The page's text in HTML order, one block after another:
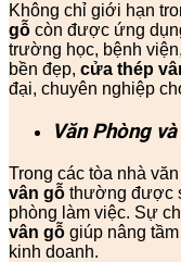
Không chỉ giới hạn
gỗ còn được ứng
trường học, bệnh
bền đẹp, cửa thép
đại, chuyên nghiệp
Văn Phòng
Trong các tòa nhà
vân gỗ thường được
phòng làm việc. Sự
vân gỗ giúp nâng
kinh doanh.